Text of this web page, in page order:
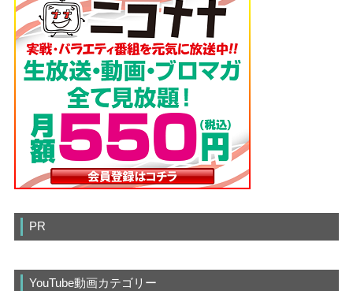
PR
YouTube動画カテゴリー